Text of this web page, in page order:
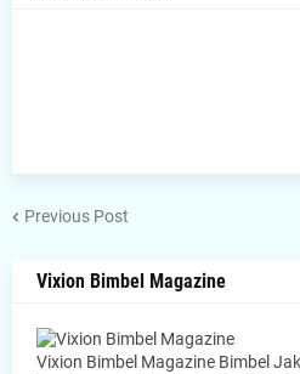
Previous Post
Vixion Bimbel Magazine
Vixion Bimbel Magazine Bimbel